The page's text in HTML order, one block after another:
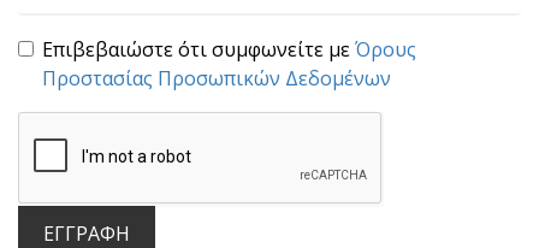
Μην πέφτεις στην παγίδα των συγκρίσεων!
Επιβεβαιώστε ότι συμφωνείτε μεΌρους
Προστασίας Προσωπικών Δεδομένων
ΕΓΓΡΑΦΗ